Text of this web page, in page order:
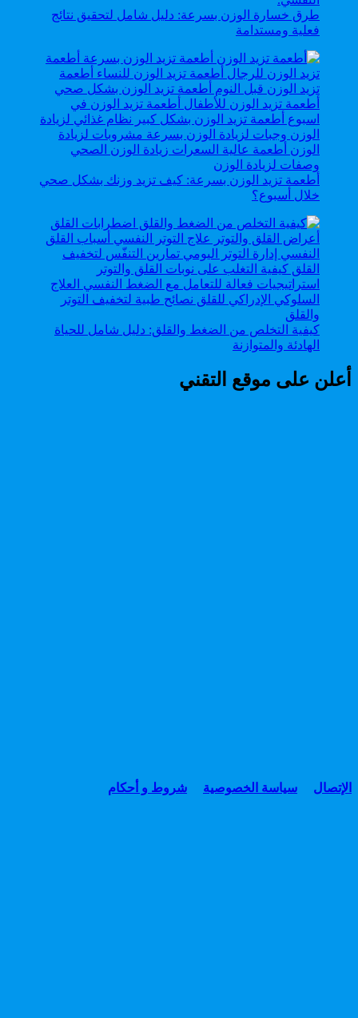
طرق خسارة الوزن بسرعة: دليل شامل لتحقيق نتائج
فعلية ومستدامة
أطعمة تزيد الوزن بسرعة: كيف تزيد وزنك بشكل صحي
خلال أسبوع؟
كيفية التخلص من الضغط والقلق: دليل شامل للحياة
الهادئة والمتوازنة
أعلن على موقع التقني
الإتصال سياسة الخصوصية شروط و أحكام